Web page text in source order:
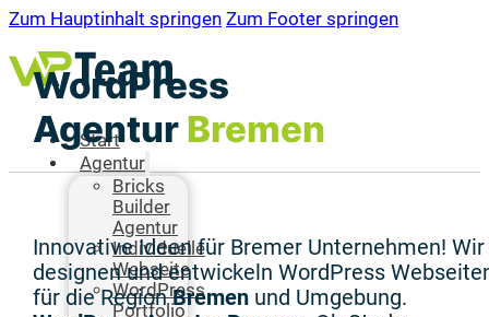
Zum Hauptinhalt springen Zum Footer springen
Start
Agentur
Bricks
Builder
Agentur
Individuelle
Webseite
WordPress
Portfolio
WordPress
Agentur Bremen
Innovative Ideen für Bremer Unternehmen! Wir
designen und entwickeln WordPress
für die RegionBremenund Umgebung.